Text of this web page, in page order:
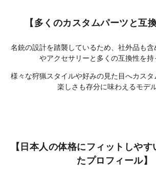
【多くのカスタムパーツと互
名銃の設計を踏襲しているため、社外品も
やアクセサリーと多くの互換性を持
様々な狩猟スタイルや好みの見た目へカス
楽しさも存分に味わえるモデル
【日本人の体格にフィットしや
たプロフィール】